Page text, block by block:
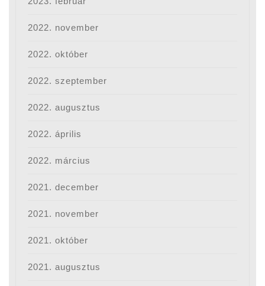
2022. november
2022. október
2022. szeptember
2022. augusztus
2022. április
2022. március
2021. december
2021. november
2021. október
2021. augusztus